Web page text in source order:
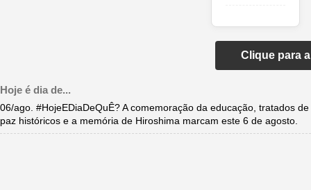
Clique para
Hoje é dia de...
06/ago. #HojeEDiaDeQuÊ? A comemoração da educação, tratados de
paz históricos e a memória de Hiroshima marcam este 6 de agosto.